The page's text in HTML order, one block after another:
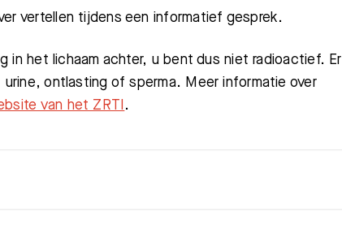
vertellen tijdens een informatief gesprek.
in het lichaam achter, u bent dus niet radioactief. Er
ontlasting of sperma. Meer informatie over
van het ZRTI .